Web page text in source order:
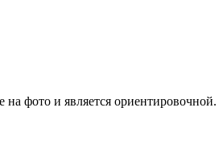
на фото и является ориентировочной.